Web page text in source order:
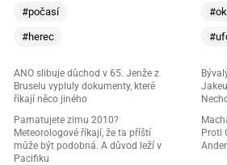
#počasí
#herec
ANO slibuje důchod v 65. Jenže z
Bruselu vypluly dokumenty, které
říkají něco jiného
Pamatujete zimu 2010?
Meteorologové říkají, že ta příští
může být podobná. A důvod leží v
Pacifiku
Proti